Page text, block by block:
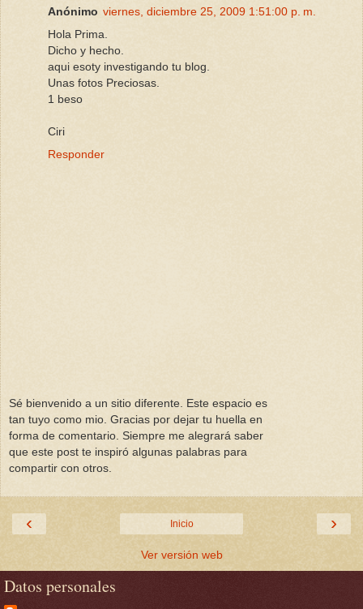
Anónimo viernes, diciembre 25, 2009 1:51:00 p. m.
Hola Prima.
Dicho y hecho.
aqui esoty investigando tu blog.
Unas fotos Preciosas.
1 beso
Ciri
Responder
Sé bienvenido a un sitio diferente. Este espacio es
tan tuyo como mio. Gracias por dejar tu huella en
forma de comentario. Siempre me alegrará saber
que este post te inspiró algunas palabras para
compartir con otros.
‹ ›
Inicio
Ver versión web
Datos personales